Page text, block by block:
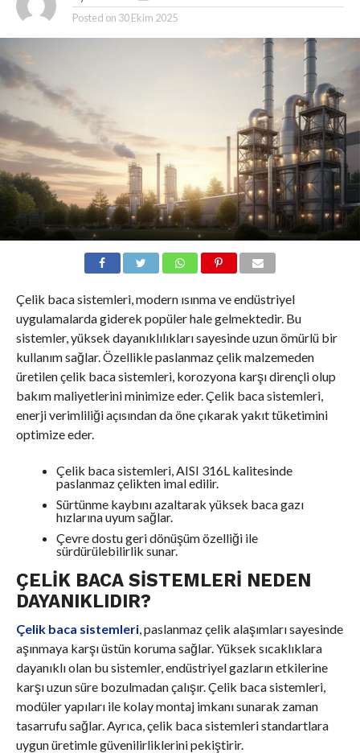
Posted on 30 Ekim 2025
Çelik baca sistemleri, modern ısınma ve endüstriyel
uygulamalarda giderek popüler hale gelmektedir. Bu
sistemler, yüksek dayanıklılıkları sayesinde uzun ömürlü bir
kullanım sağlar. Özellikle paslanmaz çelik malzemeden
üretilen çelik baca sistemleri, korozyona karşı dirençli olup
bakım maliyetlerini minimize eder. Çelik baca sistemleri,
enerji verimliliği açısından da öne çıkarak yakıt tüketimini
optimize eder.
Çelik baca sistemleri, AISI 316L kalitesinde
paslanmaz çelikten imal edilir.
Sürtünme kaybını azaltarak yüksek baca gazı
hızlarına uyum sağlar.
Çevre dostu geri dönüşüm özelliği ile
sürdürülebilirlik sunar.
ÇELIK BACA SISTEMLERI NEDEN
DAYANIKLIDIR?
Çelik baca sistemleri, paslanmaz çelik alaşımları sayesinde
aşınmaya karşı üstün koruma sağlar. Yüksek sıcaklıklara
dayanıklı olan bu sistemler, endüstriyel gazların etkilerine
karşı uzun süre bozulmadan çalışır. Çelik baca sistemleri,
modüler yapıları ile kolay montaj imkanı sunarak zaman
tasarrufu sağlar. Ayrıca, çelik baca sistemleri standartlara
uygun üretimle güvenilirliklerini pekiştirir.